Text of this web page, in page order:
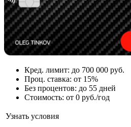
Кред. лимит: до 700 000 руб.
Проц. ставка: от 15%
Без процентов: до 55 дней
Стоимость: от 0 руб./год
Узнать условия